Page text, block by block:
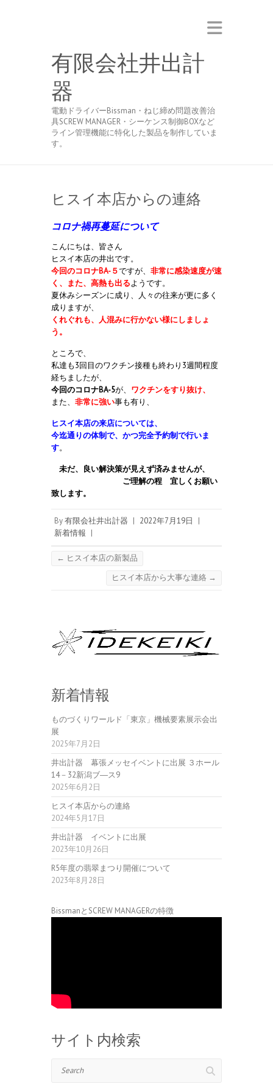
有限会社井出計
器
電動ドライバーBissman・ねじ締め問題改善治
具SCREW MANAGER・シーケンス制御BOXなど
ライン管理機能に特化した製品を制作していま
す。
ヒスイ本店からの連絡
コロナ禍再蔓延について
こんにちは、皆さん
ヒスイ本店の井出です。
今回のコロナBA-５ですが、 非常に感染速度が速
く、また、高熱も出るようです。
夏休みシーズンに成り、人々の往来が更に多く
成りますが、
くれぐれも、人混みに行かない様にしましょ
う。
ところで、
私達も3回目のワクチン接種も終わり3週間程度
経ちましたが、
今回のコロナBA-5が、 ワクチンをすり抜け、
また、 非常に強い事も有り、
ヒスイ本店の来店については、
今迄通りの体制で、かつ完全予約制で行いま
す。
未だ、良い解決策が見えず済みませんが、
ご理解の程 宜しくお願い
致します。
By有限会社井出計器 | 2022年7月19日
|
新着情報 |
← ヒスイ本店の新製品
ヒスイ本店から大事な連絡 →
新着情報
ものづくりワールド「東京」機械要素展示会出
展
2025年7月2日
井出計器 幕張メッセイベントに出展 ３ホール
14－32新潟ブ―ス9
2025年6月2日
ヒスイ本店からの連絡
2024年5月17日
井出計器 イベントに出展
2023年10月26日
R5年度の翡翠まつり開催について
2023年8月28日
BissmanとSCREW MANAGERの特徴
サイト内検索